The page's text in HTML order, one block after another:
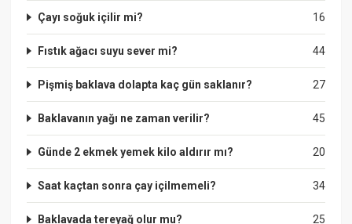
16
Çayı soğuk içilir mi?
44
Fıstık ağacı suyu sever mi?
27
Pişmiş baklava dolapta kaç gün saklanır?
45
Baklavanın yağı ne zaman verilir?
20
Günde 2 ekmek yemek kilo aldırır mı?
34
Saat kaçtan sonra çay içilmemeli?
25
Baklavada tereyağ olur mu?